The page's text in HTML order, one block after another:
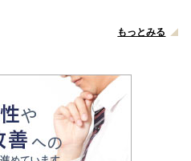
もっとみる